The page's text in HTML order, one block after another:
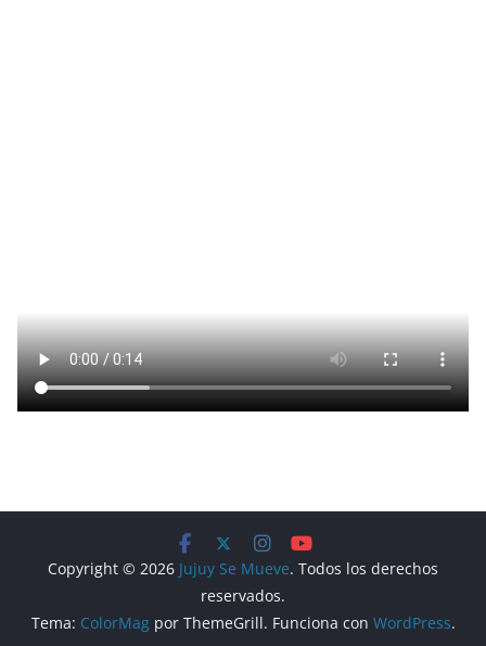
Copyright © 2026 Jujuy Se Mueve. Todos los derechos
reservados.
Tema: ColorMagpor ThemeGrill. Funciona con WordPress.